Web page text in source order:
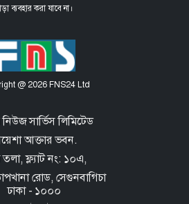
ব্যবহার করা যাবে না।
@ 2026 FNS24 Ltd
সার্ভিস লিমিটেড
আক্তার ভবন.
ফ্ল্যাট নং: ১০এ,
রোড, সেগুনবাগিচা
ঢাকা - ১০০০